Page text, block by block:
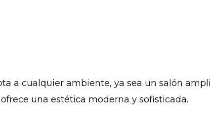
a cualquier ambiente, ya sea un salón
una estética moderna y sofisticada.